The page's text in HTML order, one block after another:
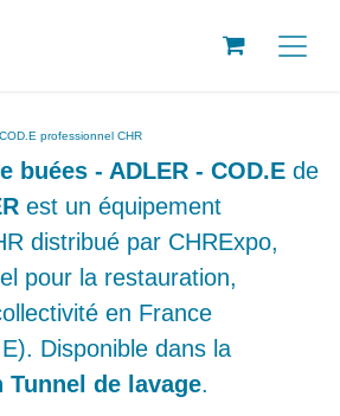
COD.E professionnel CHR
buées - ADLER - COD.E
est un équipement
distribué par CHRExpo,
pour la restauration,
en France
Disponible dans la
Tunnel de lavage